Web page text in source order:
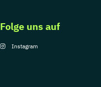
Folge uns auf
Instagram